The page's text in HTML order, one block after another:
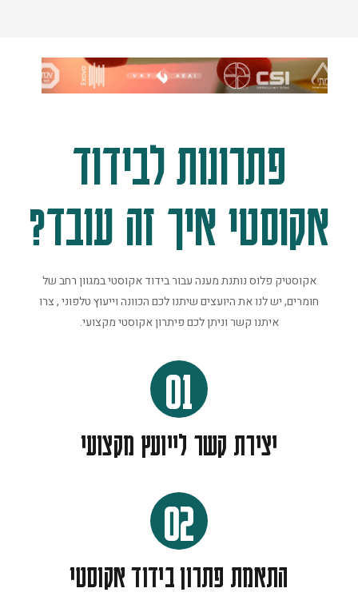
פתרונות לבידוד
אקוסטי איך זה עובד?
אקוסטיק פלוס נותנת מענה עבור בידוד אקוסטי במגוון רחב של
חומרים, יש לנו את היועצים שיתנו לכם הכוונה וייעוץ טלפוני , צרו
איתנו קשר וניתן לכם פיתרון אקוסטי מקצועי.
01
יצירת קשר לייועץ מקצועי
02
התאמת פתרון בידוד אקוסטי